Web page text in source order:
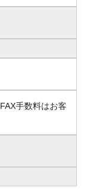
手数料はお客